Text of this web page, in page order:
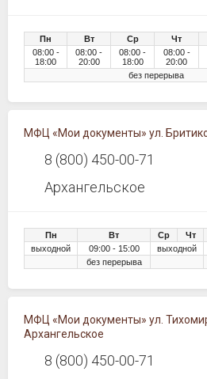
Пн Вт Ср Чт
08:00 -
18:00
08:00 -
20:00
08:00 -
18:00
08:00 -
20:00
без перерыва
МФЦ «Мои документы» ул.
8 (800) 450-00-71
Архангельское
Пн Вт Ср Чт
выходной
09:00 - 15:00 выходной
без перерыва
МФЦ «Мои документы» ул.
Архангельское
8 (800) 450-00-71